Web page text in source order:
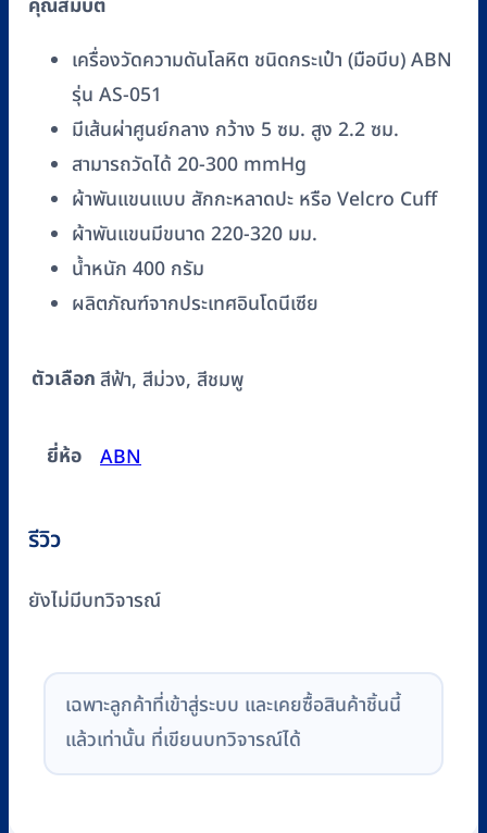
รุ่น
051
คุณสมบัติ
เครื่องวัดความดันโลหิต ชนิดกระเป๋า (มือบีบ) ABN
รุ่น AS-051
มีเส้นผ่าศูนย์กลาง กว้าง 5 ซม. สูง 2.2 ซม.
สามารถวัดได้ 20-300 mmHg
ผ้าพันแขนแบบ สักกะหลาดปะ หรือ Velcro Cuff
ผ้าพันแขนมีขนาด 220-320 มม.
น้ำหนัก 400 กรัม
ผลิตภัณฑ์จากประเทศอินโดนีเซีย
ตัวเลือกสีฟ้า, สีม่วง, สีชมพู
ยี่ห้อ ABN
รีวิว
ยังไม่มีบทวิจารณ์
เฉพาะลูกค้าที่เข้าสู่ระบบ และเคยซื้อสินค้าชิ้นนี้
แล้วเท่านั้น ที่เขียนบทวิจารณ์ได้